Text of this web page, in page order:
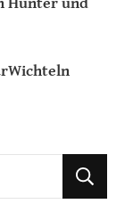
Hunter und